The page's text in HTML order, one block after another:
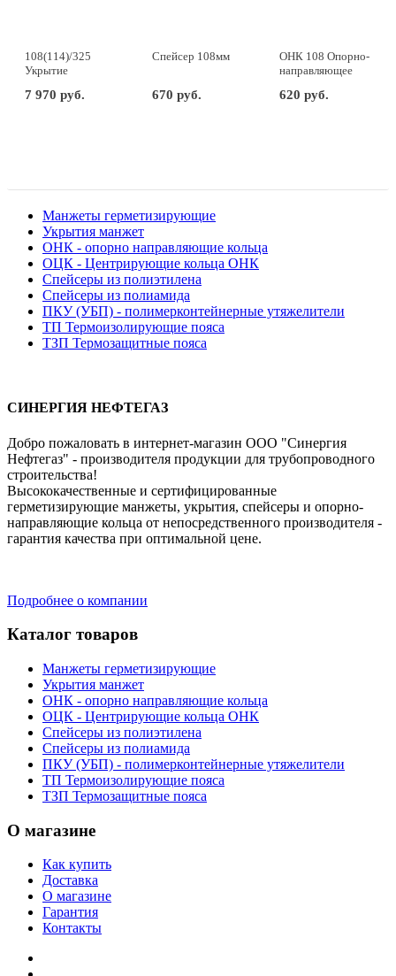
108(114)/325
Укрытие
манжеты
7 970 руб.
Спейсер 108мм
670 руб.
ОНК 108 Опорно-
направляющее
620 руб.
Манжеты герметизирующие
Укрытия манжет
ОНК - опорно направляющие кольца
ОЦК - Центрирующие кольца ОНК
Спейсеры из полиэтилена
Спейсеры из полиамида
ПКУ (УБП) - полимерконтейнерные утяжелители
ТП Термоизолирующие пояса
ТЗП Термозащитные пояса
СИНЕРГИЯ НЕФТЕГАЗ
Добро пожаловать в интернет-магазин ООО "Синергия
Нефтегаз" - производителя продукции для трубопроводного
строительства!
Высококачественные и сертифицированные
герметизирующие манжеты, укрытия, спейсеры и опорно-
направляющие кольца от непосредственного производителя -
гарантия качества при оптимальной цене.
Подробнее о компании
Каталог товаров
Манжеты герметизирующие
Укрытия манжет
ОНК - опорно направляющие кольца
ОЦК - Центрирующие кольца ОНК
Спейсеры из полиэтилена
Спейсеры из полиамида
ПКУ (УБП) - полимерконтейнерные утяжелители
ТП Термоизолирующие пояса
ТЗП Термозащитные пояса
О магазине
Как купить
Доставка
О магазине
Гарантия
Контакты